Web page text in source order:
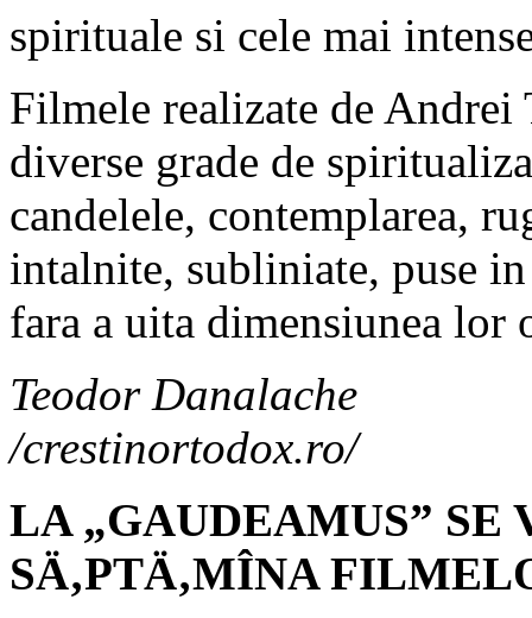
spirituale si cele mai
Filmele realizate de
diverse grade de
candelele, contemplarea,
intalnite, subliniate, puse
fara a uita dimensiunea lor
Teodor Danalache
/crestinortodox.ro/
LA „GAUDEAMUS” SE
SÄ‚PTÄ‚MÎNA